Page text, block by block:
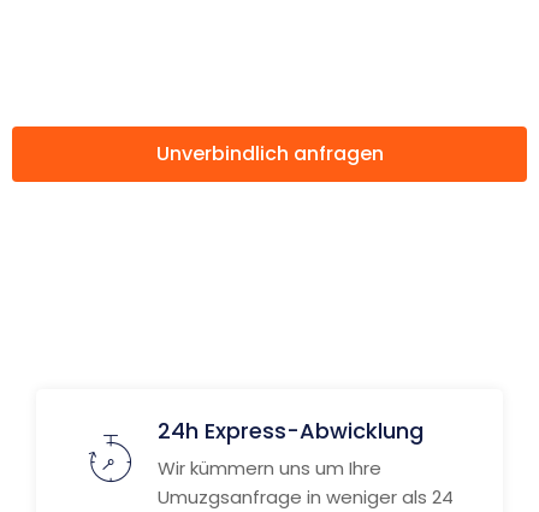
Unverbindlich anfragen
24h Express-Abwicklung
Wir kümmern uns um Ihre
Umuzgsanfrage in weniger als 24